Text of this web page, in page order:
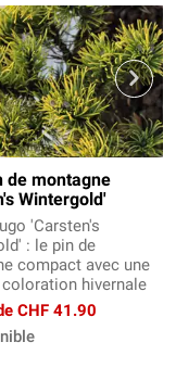
de montagne
Wintergold'
'Carsten's
: le pin de
compact avec une
coloration hivernale
CHF 41.90